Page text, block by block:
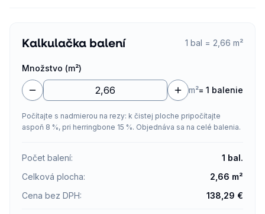
Kalkulačka balení 1 bal = 2,66 m²
Množstvo (m²)
m²= 1 balenie
Počítajte s nadmierou na rezy: k čistej ploche pripočítajte
aspoň 8 %, pri herringbone 15 %. Objednáva sa na celé balenia.
Počet balení: 1 bal.
Celková plocha: 2,66 m²
Cena bez DPH: 138,29 €